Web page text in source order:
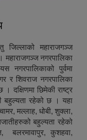
जिल्लाको महाराजगञ्ज
महाराजगञ्ज नगरपालिका
नगरपालिकाको पुर्वमा
र शिवराज नगरपालिका
दक्षिणमा छिमेकी राष्ट्र
बहुल्यता रहेको छ । यहा
मल्लाह, धोबी, शुक्ला,
बहुल्यता रहेको
बलरमावापुर, कुशहवा,